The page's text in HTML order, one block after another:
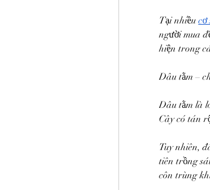
Tại nhiều cơ
người mua
hiện trong
Dâu tằm –
Dâu tằm là
Cây có tán
Tuy nhiên,
tiên trồng
côn trùng